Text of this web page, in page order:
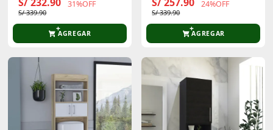
31%OFF
S/ 339.90
AGREGAR
24%OFF
S/ 339.90
AGREGAR